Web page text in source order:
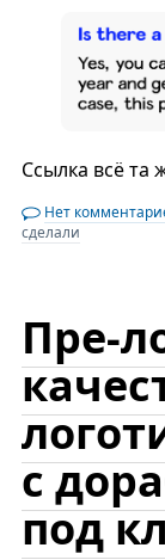
Ссылка всё та
Нет
сделали
Пре-
с
под